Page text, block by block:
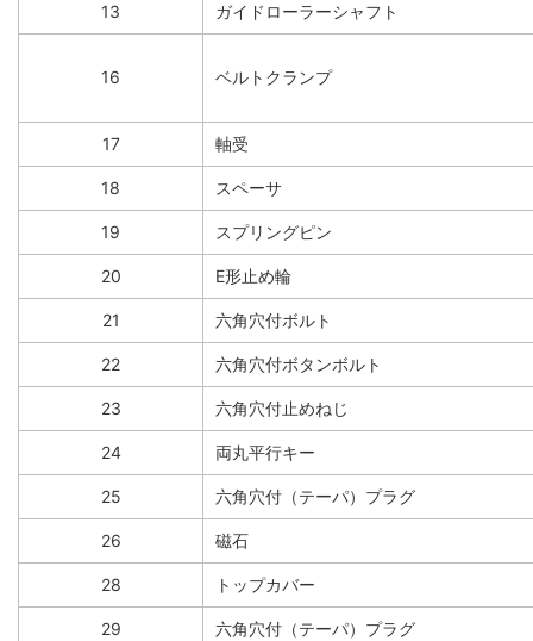
13 ガイドローラーシャフト
16 ベルトクランプ
17 軸受
18 スペーサ
19 スプリングピン
20 E形止め輪
21 六角穴付ボルト
22 六角穴付ボタンボルト
23 六角穴付止めねじ
24 両丸平行キー
25 六角穴付（テーパ）プラグ
26 磁石
28 トップカバー
29 六角穴付（テーパ）プラグ